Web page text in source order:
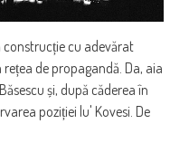
construcție cu adevărat
de propagandă. Da, aia
și, după căderea în
poziției lu' Kovesi. De